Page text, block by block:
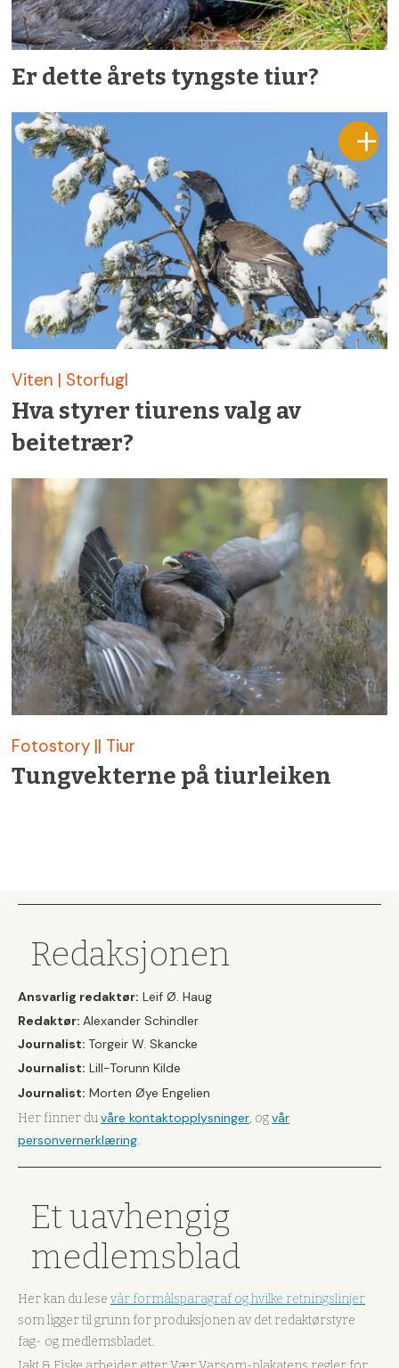
Er dette årets tyngste tiur?
Viten | Storfugl
Hva styrer tiurens valg av
beitetrær?
Fotostory || Tiur
Tungvekterne på tiurleiken
Redaksjonen
Ansvarlig redaktør: Leif Ø. Haug
Redaktør: Alexander Schindler
Journalist: Torgeir W. Skancke
Journalist: Lill-Torunn Kilde
Journalist: Morten Øye Engelien
Her finner duvåre kontaktopplysninger, ogvår
personvernerklæring.
Et uavhengig
medlemsblad
Her kan du lese vår formålsparagraf og hvilke retningslinjer
som ligger til grunn for produksjonen av det redaktørstyre
fag- og medlemsbladet.